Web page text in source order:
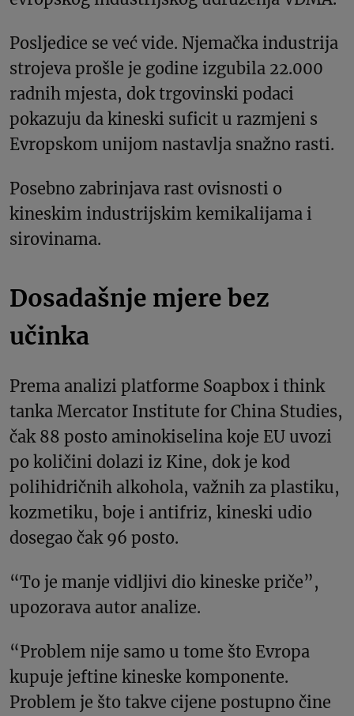
Posljedice se već vide. Njemačka industrija
strojeva prošle je godine izgubila 22.000
radnih mjesta, dok trgovinski podaci
pokazuju da kineski suficit u razmjeni s
Evropskom unijom nastavlja snažno rasti.
Posebno zabrinjava rast ovisnosti o
kineskim industrijskim kemikalijama i
sirovinama.
Dosadašnje mjere bez
učinka
Prema analizi platforme Soapbox i think
tanka Mercator Institute for China Studies,
čak 88 posto aminokiselina koje EU uvozi
po količini dolazi iz Kine, dok je kod
polihidričnih alkohola, važnih za plastiku,
kozmetiku, boje i antifriz, kineski udio
dosegao čak 96 posto.
“To je manje vidljivi dio kineske priče”,
upozorava autor analize.
“Problem nije samo u tome što Evropa
kupuje jeftine kineske komponente.
Problem je što takve cijene postupno čine